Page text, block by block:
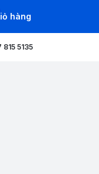
hàng
815 5135